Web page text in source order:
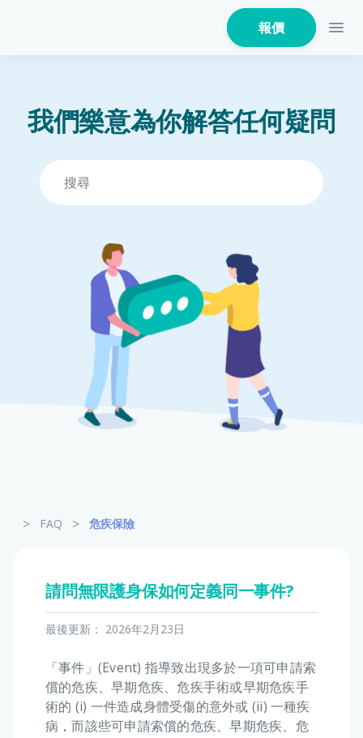
報價
家居保險
火險
危疾保
寵物保險
我們樂意為你解答任何疑問
> FAQ > 危疾保險
請問無限護身保如何定義同一事件?
最後更新： 2026年2月23日
「事件」(Event) 指導致出現多於一項可申請索
償的危疾、早期危疾、危疾手術或早期危疾手
術的 (i) 一件造成身體受傷的意外或 (ii) 一種疾
病，而該些可申請索償的危疾、早期危疾、危